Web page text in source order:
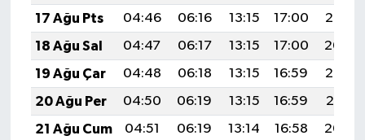
17 Ağu Pts
04:46 06:16 13:15 17:00
20:05
18 Ağu Sal
04:47 06:17 13:15 17:00
20:04
19 Ağu Çar
04:48 06:18 13:15 16:59
20:02
20 Ağu Per
04:50 06:19 13:15 16:59
20:01
21 Ağu Cum
04:51 06:19 13:14 16:58
20:00